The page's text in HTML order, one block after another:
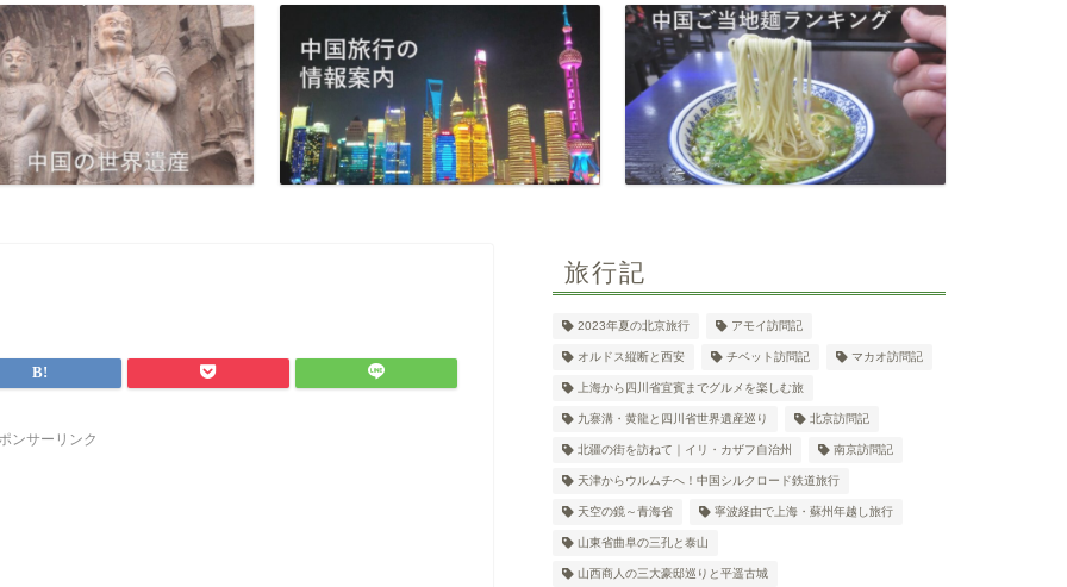
ンサーリンク
旅行記
2023年夏の北京旅行 アモイ訪問記
オルドス縦断と西安 チベット訪問記 マカオ訪問記
上海から四川省宜賓までグルメを楽しむ旅
九寨溝・黄龍と四川省世界遺産巡り 北京訪問記
北疆の街を訪ねて｜イリ・カザフ自治州 南京訪問記
天津からウルムチへ！中国シルクロード鉄道旅行
天空の鏡～青海省 寧波経由で上海・蘇州年越し旅行
山東省曲阜の三孔と泰山
山西商人の三大豪邸巡りと平遥古城